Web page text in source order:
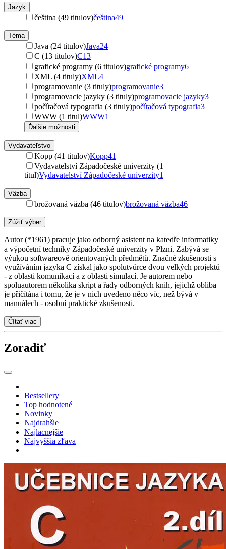
Jazyk
čeština (49 titulov)čeština49
Téma
Java (24 titulov)Java24
C (13 titulov)C13
grafické programy (6 titulov)grafické programy6
XML (4 tituly)XML4
programovanie (3 tituly)programovanie3
programovacie jazyky (3 tituly)programovacie jazyky3
počítačová typografia (3 tituly)počítačová typografia3
WWW (1 titul)WWW1
Ďalšie možnosti
Vydavateľstvo
Kopp (41 titulov)Kopp41
Vydavatelství Západočeské univerzity (1
titul)Vydavatelství Západočeské univerzity1
Väzba
brožovaná väzba (46 titulov)brožovaná väzba46
Zúžiť výber
Autor (*1961) pracuje jako odborný asistent na katedře informatiky
a výpočetní techniky Západočeské univerzity v Plzni. Zabývá se
výukou softwareově orientovaných předmětů. Značné zkušenosti s
využíváním jazyka C získal jako spolutvůrce dvou velkých projektů
- z oblasti komunikací a z oblasti simulací. Je autorem nebo
spoluautorem několika skript a řady odborných knih, jejichž obliba
je přičítána i tomu, že je v nich uvedeno něco víc, než bývá v
manuálech - osobní praktické zkušenosti.
Čítať viac
Zoradiť
Bestsellery
Top hodnotené
Novinky
Najdrahšie
Najlacnejšie
Najvyššia zľava